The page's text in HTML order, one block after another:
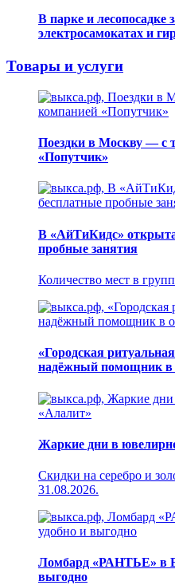
В парке и лесопосадке
электросамокатах и
Товары и услуги
Поездки в Москву — с
«Попутчик»
В «АйТиКидс»
пробные занятия
Количество мест в
«Городская
надёжный помощник в
Жаркие дни в
Скидки на серебро и
31.08.2026.
Ломбард «РАНТЬЕ» в
выгодно